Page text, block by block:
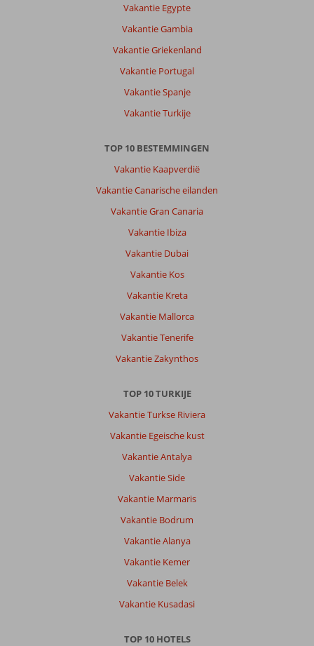
Vakantie Egypte
Vakantie Gambia
Vakantie Griekenland
Vakantie Portugal
Vakantie Spanje
Vakantie Turkije
TOP 10 BESTEMMINGEN
Vakantie Kaapverdië
Vakantie Canarische eilanden
Vakantie Gran Canaria
Vakantie Ibiza
Vakantie Dubai
Vakantie Kos
Vakantie Kreta
Vakantie Mallorca
Vakantie Tenerife
Vakantie Zakynthos
TOP 10 TURKIJE
Vakantie Turkse Riviera
Vakantie Egeische kust
Vakantie Antalya
Vakantie Side
Vakantie Marmaris
Vakantie Bodrum
Vakantie Alanya
Vakantie Kemer
Vakantie Belek
Vakantie Kusadasi
TOP 10 HOTELS